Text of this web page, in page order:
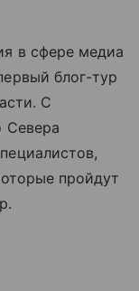
в сфере медиа
блог-тур
С
Севера
пройдут